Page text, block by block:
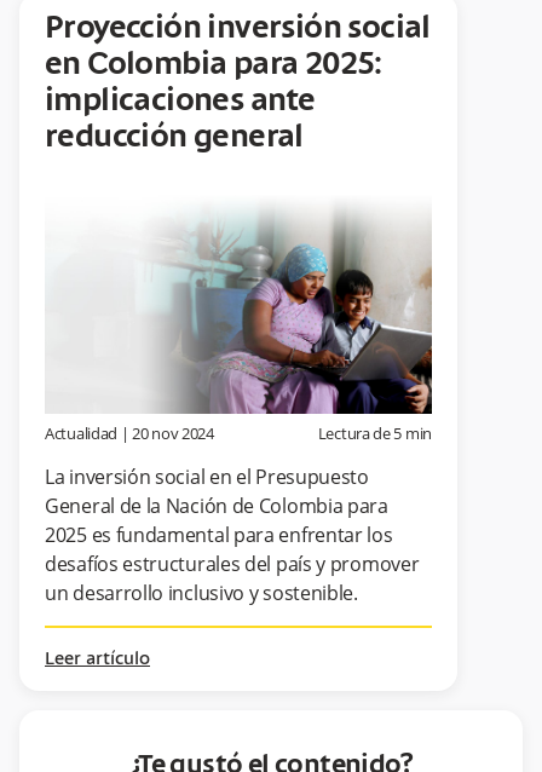
Proyección inversión social
en Colombia para 2025:
implicaciones ante
reducción general
Actualidad |20 nov 2024 Lectura de5 min
La inversión social en el Presupuesto
General de la Nación de Colombia para
2025 es fundamental para enfrentar los
desafíos estructurales del país y promover
un desarrollo inclusivo y sostenible.
Leer artículo